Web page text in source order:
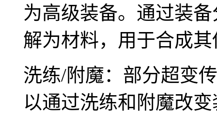
为高级装备。通过装
解为材料，用于合成
洗练/附魔：部分超变
以通过洗练和附魔改